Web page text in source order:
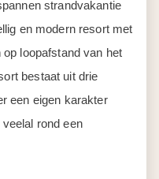
strandvakantie
en modern resort met
loopafstand van het
bestaat uit drie
een eigen karakter
rond een